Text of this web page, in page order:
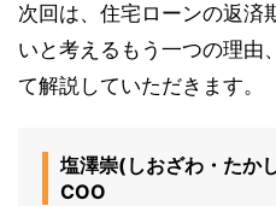
次回は、住宅ローンの返済
いと考えるもう一つの理
て解説していただきます。
塩澤崇(しおざわ・たか
COO